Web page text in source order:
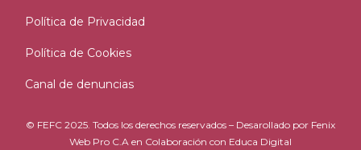
© FEFC 2025. Todos los derechos reservados – Desarollado por Fenix
Web Pro C.A en Colaboración con Educa Digital
Política de Privacidad
Política de Cookies
Canal de denuncias